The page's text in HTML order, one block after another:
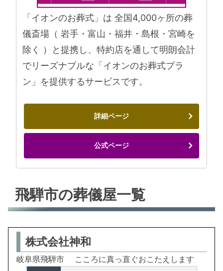
「イオンのお葬式」は 全国4,000ヶ所の葬
儀斎場（ 岩手・富山・福井・島根・宮崎を
除く ）と提携し、特約店を通して明朗会計
でリーズナブルな「イオンのお葬式プラ
ン」を提供するサービスです。
詳細ページ
公式ページ
飛騨市の葬儀屋一覧
株式会社神和
岐阜県飛騨市 こころに真っ直ぐおこたえします